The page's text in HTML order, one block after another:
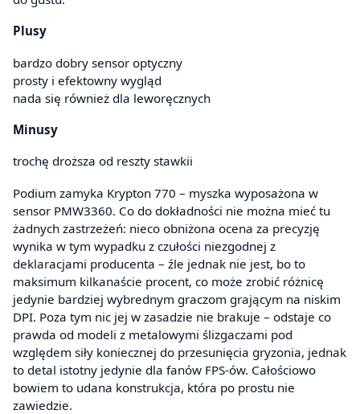
Plusy
bardzo dobry sensor optyczny
prosty i efektowny wygląd
nada się również dla leworęcznych
Minusy
trochę droższa od reszty stawkii
Podium zamyka Krypton 770 – myszka wyposażona w
sensor PMW3360. Co do dokładności nie można mieć tu
żadnych zastrzeżeń: nieco obniżona ocena za precyzję
wynika w tym wypadku z czułości niezgodnej z
deklaracjami producenta – źle jednak nie jest, bo to
maksimum kilkanaście procent, co może zrobić różnicę
jedynie bardziej wybrednym graczom grającym na niskim
DPI. Poza tym nic jej w zasadzie nie brakuje – odstaje co
prawda od modeli z metalowymi ślizgaczami pod
względem siły koniecznej do przesunięcia gryzonia, jednak
to detal istotny jedynie dla fanów FPS-ów. Całościowo
bowiem to udana konstrukcja, która po prostu nie
zawiedzie.